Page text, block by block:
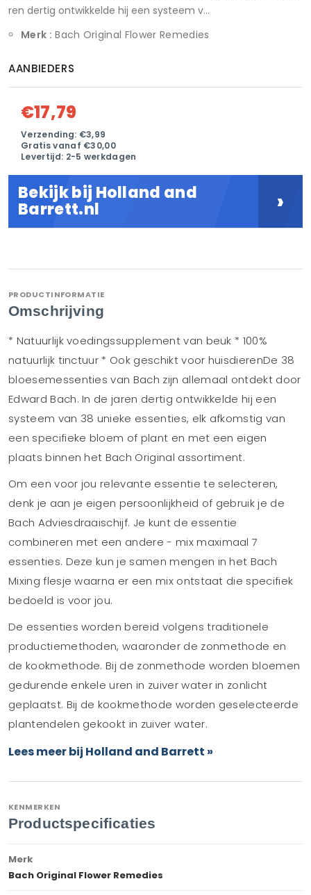
ren dertig ontwikkelde hij een systeem v...
Merk : Bach Original Flower Remedies
AANBIEDERS
€17,79
Verzending: €3,99
Gratis vanaf €30,00
Levertijd: 2-5 werkdagen
Bekijk bij Holland and
Barrett.nl ›
PRODUCTINFORMATIE
Omschrijving
* Natuurlijk voedingssupplement van beuk * 100%
natuurlijk tinctuur * Ook geschikt voor huisdierenDe 38
bloesemessenties van Bach zijn allemaal ontdekt door
Edward Bach. In de jaren dertig ontwikkelde hij een
systeem van 38 unieke essenties, elk afkomstig van
een specifieke bloem of plant en met een eigen
plaats binnen het Bach Original assortiment.
Om een voor jou relevante essentie te selecteren,
denk je aan je eigen persoonlijkheid of gebruik je de
Bach Adviesdraaischijf. Je kunt de essentie
combineren met een andere - mix maximaal 7
essenties. Deze kun je samen mengen in het Bach
Mixing flesje waarna er een mix ontstaat die specifiek
bedoeld is voor jou.
De essenties worden bereid volgens traditionele
productiemethoden, waaronder de zonmethode en
de kookmethode. Bij de zonmethode worden bloemen
gedurende enkele uren in zuiver water in zonlicht
geplaatst. Bij de kookmethode worden geselecteerde
plantendelen gekookt in zuiver water.
Lees meer bij Holland and Barrett »
KENMERKEN
Productspecificaties
Merk
Bach Original Flower Remedies